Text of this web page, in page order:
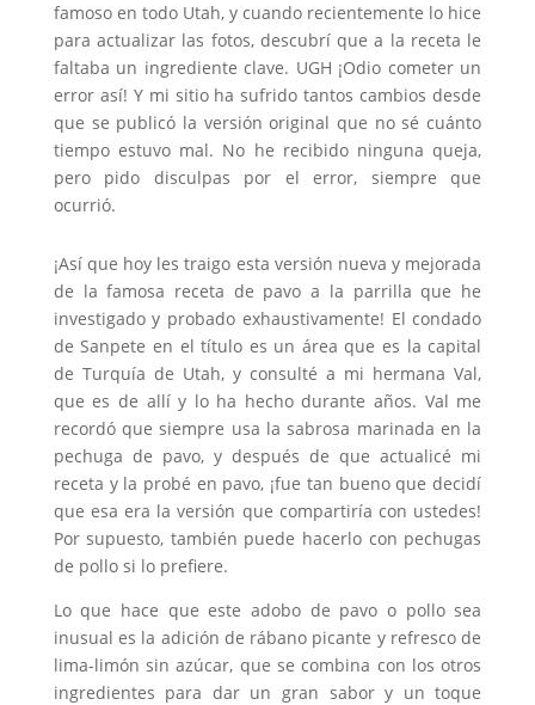
famoso en todo Utah, y cuando recientemente lo hice
para actualizar las fotos, descubrí que a la receta le
faltaba un ingrediente clave. UGH ¡Odio cometer un
error así! Y mi sitio ha sufrido tantos cambios desde
que se publicó la versión original que no sé cuánto
tiempo estuvo mal. No he recibido ninguna queja,
pero pido disculpas por el error, siempre que
ocurrió.
¡Así que hoy les traigo esta versión nueva y mejorada
de la famosa receta de pavo a la parrilla que he
investigado y probado exhaustivamente! El condado
de Sanpete en el título es un área que es la capital
de Turquía de Utah, y consulté a mi hermana Val,
que es de allí y lo ha hecho durante años. Val me
recordó que siempre usa la sabrosa marinada en la
pechuga de pavo, y después de que actualicé mi
receta y la probé en pavo, ¡fue tan bueno que decidí
que esa era la versión que compartiría con ustedes!
Por supuesto, también puede hacerlo con pechugas
de pollo si lo prefiere.
Lo que hace que este adobo de pavo o pollo sea
inusual es la adición de rábano picante y refresco de
lima-limón sin azúcar, que se combina con los otros
ingredientes para dar un gran sabor y un toque